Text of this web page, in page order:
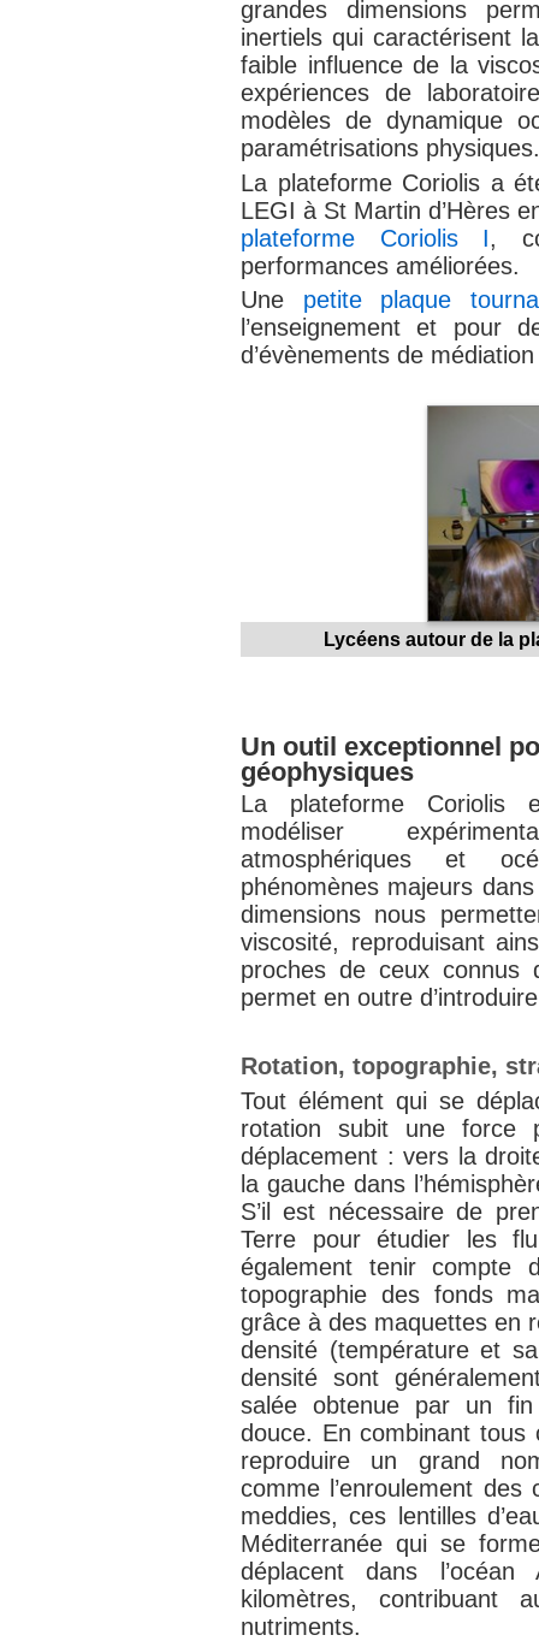
grandes dimensions
inertiels qui caractérisent
faible influence de la
expériences de
modèles de dynamique
paramétrisations physiques.
La plateforme Coriolis a
LEGI à St Martin d’Hères
plateforme Coriolis I,
performances améliorées.
Une petite plaque
l’enseignement et pour
d’évènements de
Lycéens autour de la
Un outil exceptionnel
géophysiques
La plateforme Coriolis
modéliser
atmosphériques et
phénomènes majeurs
dimensions nous
viscosité, reproduisant
proches de ceux connus
permet en outre
Rotation, topographie,
Tout élément qui se
rotation subit une force
déplacement : vers la
la gauche dans
S’il est nécessaire de
Terre pour étudier les
également tenir compte
topographie des fonds
grâce à des maquettes en
densité (température et
densité sont
salée obtenue par un
douce. En combinant
reproduire un grand
comme l’enroulement
meddies, ces lentilles
Méditerranée qui se
déplacent dans
kilomètres,
nutriments.